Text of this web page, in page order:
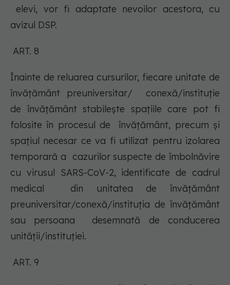
elevi, vor fi adaptate nevoilor acestora, cu
avizul DSP.
ART. 8
Înainte de reluarea cursurilor, fiecare unitate de
învățământ preuniversitar/ conexă/instituţie
de învăţământ stabileşte spaţiile care pot fi
folosite în procesul de învăţământ, precum şi
spaţiul necesar ce va fi utilizat pentru izolarea
temporară a cazurilor suspecte de îmbolnăvire
cu virusul SARS-CoV-2, identificate de cadrul
medical din unitatea de învățământ
preuniversitar/conexă/instituţia de învăţământ
sau persoana desemnată de conducerea
unităţii/instituţiei.
ART. 9